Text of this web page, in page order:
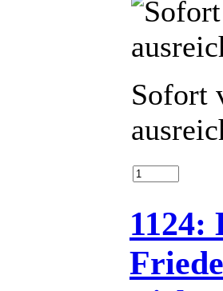
Sofort
1124: